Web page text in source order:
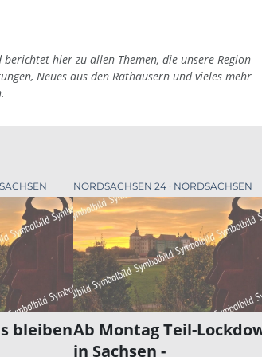
hier zu allen Themen, die unsere Region
Neues aus den Rathäusern und vieles mehr
bleiben
NORDSACHSEN 24 NORDSACHSEN
Ab Montag Teil-
in Sachsen -